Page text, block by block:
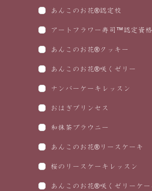
あんこのお花®認定校
アートフラワー寿司™認定資
あんこのお花®クッキー
あんこのお花®咲くゼリー
ナンバーケーキレッスン
おはぎプリンセス
和抹茶ブラウニー
あんこのお花®リースケーキ
桜のリースケーキレッスン
あんこのお花®咲くゼリーケー